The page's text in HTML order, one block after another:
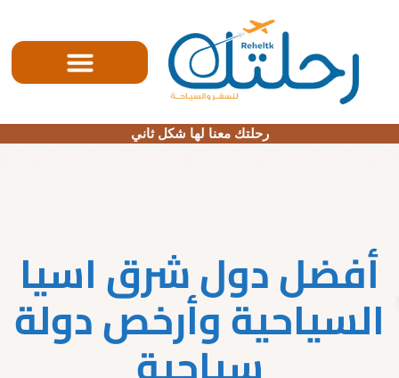
رحلتك معنا لها شكل ثاني
أفضل دول شرق اسيا
السياحية وأرخص دولة